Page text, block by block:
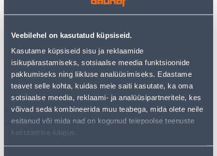
Veebilehel on kasutatud küpsiseid.
Kasutame küpsiseid sisu ja reklaamide
isikupärastamiseks, sotsiaalse meedia funktsioonide
pakkumiseks ning liikluse analüüsimiseks. Edastame
teavet selle kohta, kuidas meie saiti kasutate, ka oma
sotsiaalse meedia, reklaami- ja analüüsipartneritele, kes
võivad seda kombineerida muu teabega, mida olete neile
esitanud või mida nad on kogunud teiepoolse teenuste
kasutamise käigus.
• 14-päevane tagastusõigus.
Järelmaksu kalkulaator
Sissemakse Maksed
Kuumakse 21.09 €